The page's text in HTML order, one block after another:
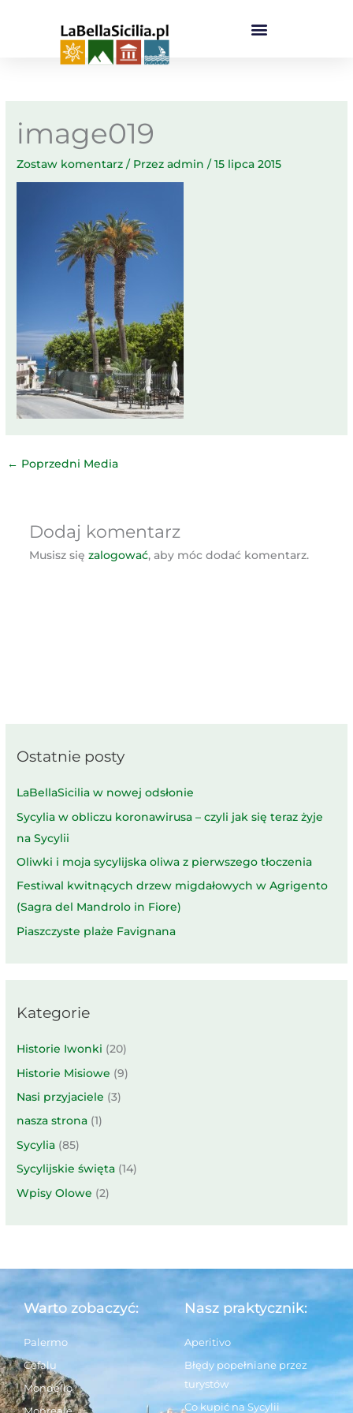
image019
Zostaw komentarz / Przezadmin/15 lipca 2015
← Poprzedni Media
Dodaj komentarz
Musisz się zalogować, aby móc dodać komentarz.
Ostatnie posty
LaBellaSicilia w nowej odsłonie
Sycylia w obliczu koronawirusa – czyli jak się teraz żyje
na Sycylii
Oliwki i moja sycylijska oliwa z pierwszego tłoczenia
Festiwal kwitnących drzew migdałowych w Agrigento
(Sagra del Mandrolo in Fiore)
Piaszczyste plaże Favignana
Kategorie
Historie Iwonki (20)
Historie Misiowe (9)
Nasi przyjaciele (3)
nasza strona (1)
Sycylia (85)
Sycylijskie święta (14)
Wpisy Olowe (2)
Warto zobaczyć:
Palermo
Cefalu
Mondello
Monreale
Nasz praktycznik:
Aperitivo
Błędy popełniane przez
turystów
Co kupić na Sycylii